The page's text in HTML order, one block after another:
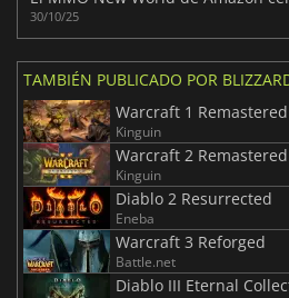
30/10/25
TAMBIÉN PUBLICADO POR
Warcraft 1 Remastered
Kinguin
Warcraft 2 Remastered
Kinguin
Diablo 2 Resurrected
Eneba
Warcraft 3 Reforged
Battle.net
Diablo III Eternal